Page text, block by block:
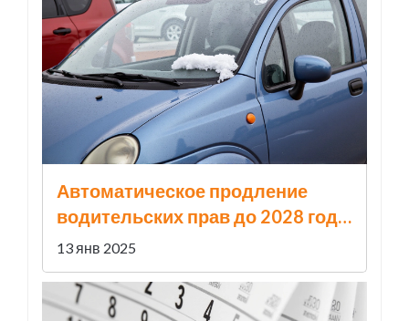
Автоматическое продление
водительских прав до 2028 года:
что нужно знать
13 янв 2025